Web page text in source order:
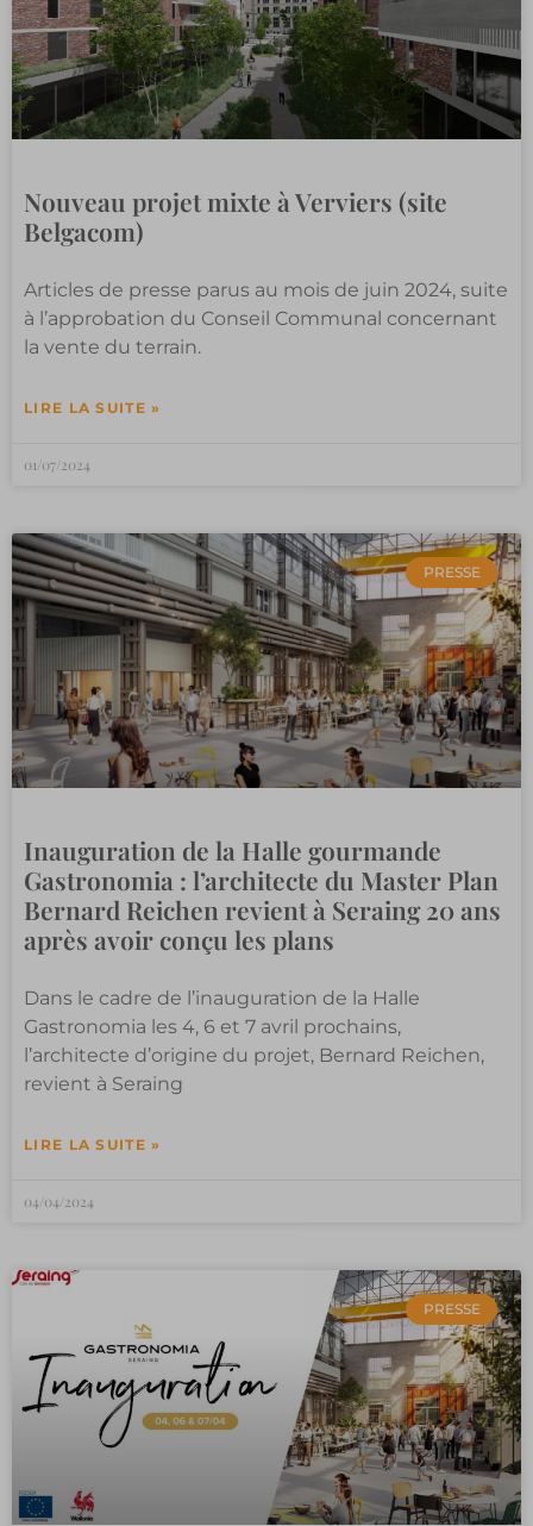
Nouveau projet mixte à Verviers (site
Belgacom)
Articles de presse parus au mois de juin 2024, suite
à l’approbation du Conseil Communal concernant
la vente du terrain.
LIRE LA SUITE »
01/07/2024
PRESSE
Inauguration de la Halle gourmande
Gastronomia : l’architecte du Master Plan
Bernard Reichen revient à Seraing 20 ans
après avoir conçu les plans
Dans le cadre de l’inauguration de la Halle
Gastronomia les 4, 6 et 7 avril prochains,
l’architecte d’origine du projet, Bernard Reichen,
revient à Seraing
LIRE LA SUITE »
04/04/2024
PRESSE